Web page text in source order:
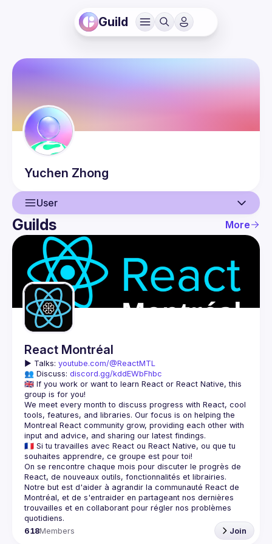
Guild
Yuchen Zhong
User
User
Events
Guilds
Guilds More
React Montréal
▶️ Talks: youtube.com/@ReactMTL
👥 Discuss: discord.gg/kddEWbFhbc
🇬🇧 If you work or want to learn React or React Native, this
We meet every month to discuss progress with React, cool
tools, features, and libraries. Our focus is on helping the
Montreal React community grow, providing each other with
🇫🇷 Si tu travailles avec React ou React Native, ou que tu
On se rencontre chaque mois pour discuter le progrès de
React, de nouveaux outils, fonctionnalités et librairies.
Notre but est d'aider à agrandir la communauté React de
Montréal, et de s'entraider en partageant nos dernières
trouvailles et en collaborant pour régler nos problèmes
618Members Join